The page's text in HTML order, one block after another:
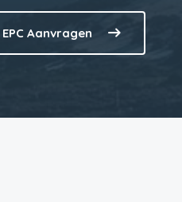
EPC Aanvragen